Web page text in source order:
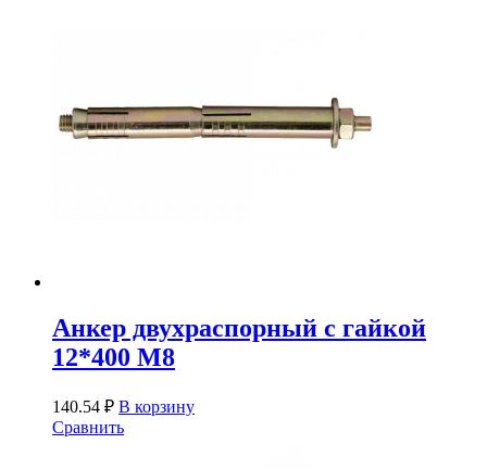
Анкер двухраспорный с гайкой
12*400 М8
140.54 ₽ В корзину
Сравнить